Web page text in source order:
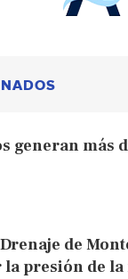
generan
Drenaje de
presión de la